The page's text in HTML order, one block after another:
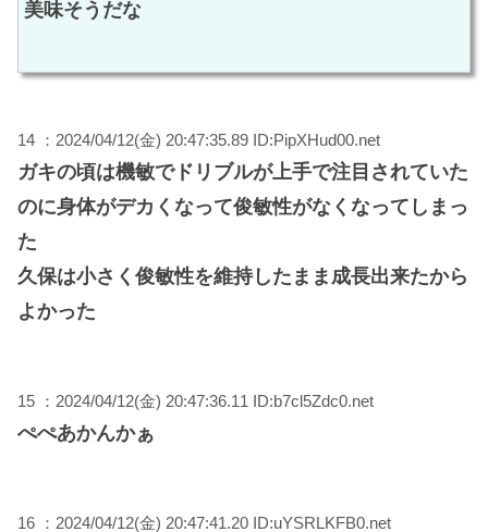
美味そうだな
14 ：2024/04/12(金) 20:47:35.89 ID:PipXHud00.net
ガキの頃は機敏でドリブルが上手で注目されていた
のに身体がデカくなって俊敏性がなくなってしまっ
た
久保は小さく俊敏性を維持したまま成長出来たから
よかった
15 ：2024/04/12(金) 20:47:36.11 ID:b7cl5Zdc0.net
ぺぺあかんかぁ
16 ：2024/04/12(金) 20:47:41.20 ID:uYSRLKFB0.net